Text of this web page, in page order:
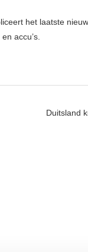
het laatste
accu’s.
Duitsland